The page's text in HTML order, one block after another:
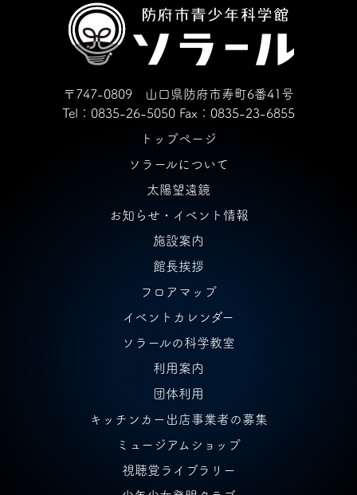
〒747-0809 山口県防府市寿町6番41号
Tel：0835-26-5050 Fax：0835-23-6855
トップページ
ソラールについて
太陽望遠鏡
お知らせ・イベント情報
施設案内
館長挨拶
フロアマップ
イベントカレンダー
ソラールの科学教室
利用案内
団体利用
キッチンカー出店事業者の募集
ミュージアムショップ
視聴覚ライブラリー